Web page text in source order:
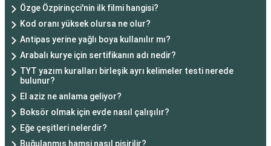
Özge Özpirinçci'nin ilk filmi hangisi?
Kod oranı yüksek olursa ne olur?
Antipas yerine yağlı boya kullanılır mı?
Arabalı kurye için sertifikanın adı nedir?
TYT yazım kuralları birleşik ayrı kelimeler testi nerede
bulunur?
El aziz ne anlama geliyor?
Boksör olmak için evde nasıl çalışılır?
Eğe çeşitleri nelerdir?
Buğulanmış hamsi nasıl pişirilir?